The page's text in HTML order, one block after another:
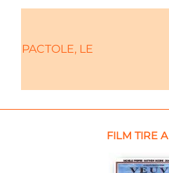
PACTOLE, LE
FILM TIRE